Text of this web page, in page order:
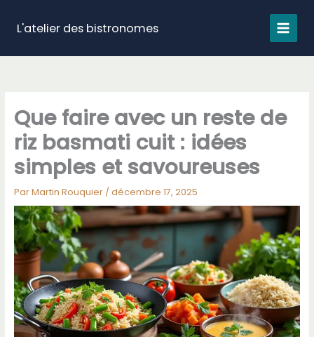
contenuL'atelier des bistronomes
Que faire avec un reste de
riz basmati cuit : idées
simples et savoureuses
ParMartin Rouquier / décembre 17, 2025